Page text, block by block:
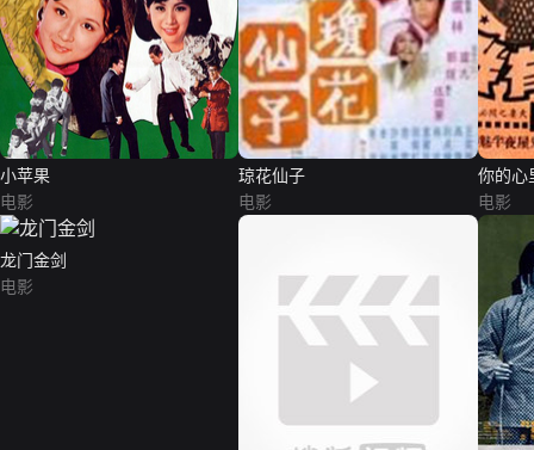
小苹果
电影
琼花仙子
电影
你的心
电影
龙门金剑
电影